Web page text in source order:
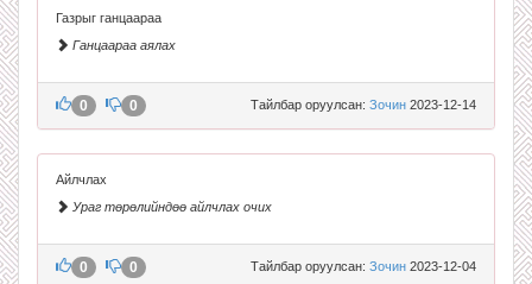
Газрыг ганцаараа
Ганцаараа аялах
Тайлбар оруулсан: Зочин 2023-12-14
0 0
Айлчлах
Ураг төрөлийндөө айлчлах очих
Тайлбар оруулсан: Зочин 2023-12-04
0 0